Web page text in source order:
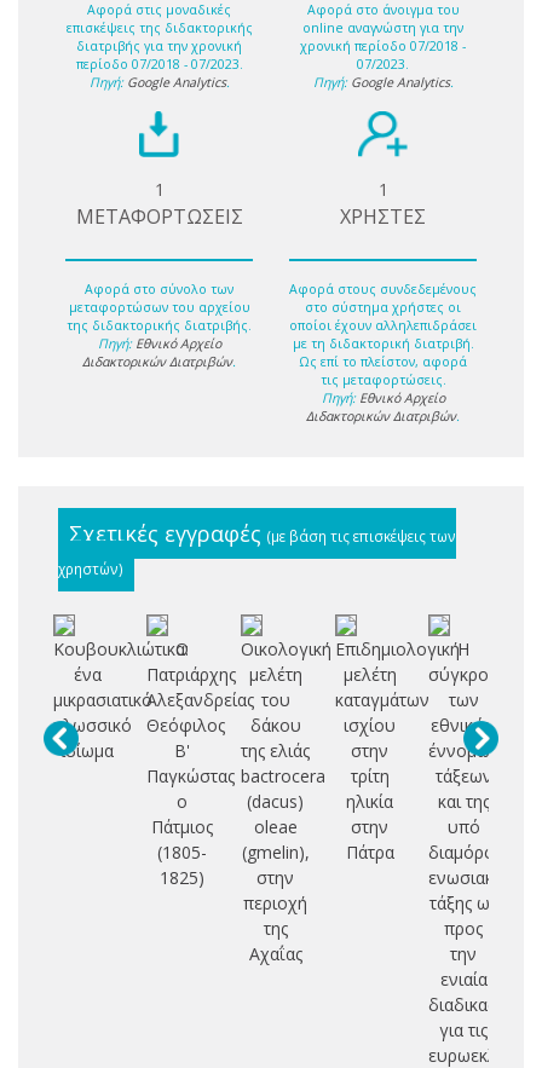
Αφορά στις μοναδικές
επισκέψεις της διδακτορικής
διατριβής για την χρονική
περίοδο 07/2018 - 07/2023.
Πηγή: Google Analytics.
Αφορά στο άνοιγμα του
online αναγνώστη για την
χρονική περίοδο 07/2018 -
07/2023.
Πηγή: Google Analytics.
1
ΜΕΤΑΦΟΡΤΩΣΕΙΣ
Αφορά στο σύνολο των
μεταφορτώσων του αρχείου
της διδακτορικής διατριβής.
Πηγή: Εθνικό Αρχείο
Διδακτορικών Διατριβών.
1
ΧΡΗΣΤΕΣ
Αφορά στους συνδεδεμένους
στο σύστημα χρήστες οι
οποίοι έχουν αλληλεπιδράσει
με τη διδακτορική διατριβή.
Ως επί το πλείστον, αφορά
τις μεταφορτώσεις.
Πηγή: Εθνικό Αρχείο
Διδακτορικών Διατριβών.
Σχετικές εγγραφές (με βάση τις επισκέψεις των
χρηστών)
Κουβουκλιώτικα:
ένα
μικρασιατικό
γλωσσικό
ιδίωμα
Ο
Πατριάρχης
Αλεξανδρείας
Θεόφιλος
Β'
Παγκώστας
ο
Πάτμιος
(1805-
1825)
Οικολογική
μελέτη
του
δάκου
της ελιάς
bactrocera
(dacus)
oleae
(gmelin),
στην
περιοχή
της
Αχαΐας
Επιδημιολογική
μελέτη
καταγμάτων
ισχίου
στην
τρίτη
ηλικία
στην
Πάτρα
Η
σύγκρουση
των
εθνικών
έννομων
τάξεων
και της
υπό
διαμόρφωση
ενωσιακής
τάξης ως
προς
την
ενιαία
διαδικασία
για τις
ευρωεκλογές